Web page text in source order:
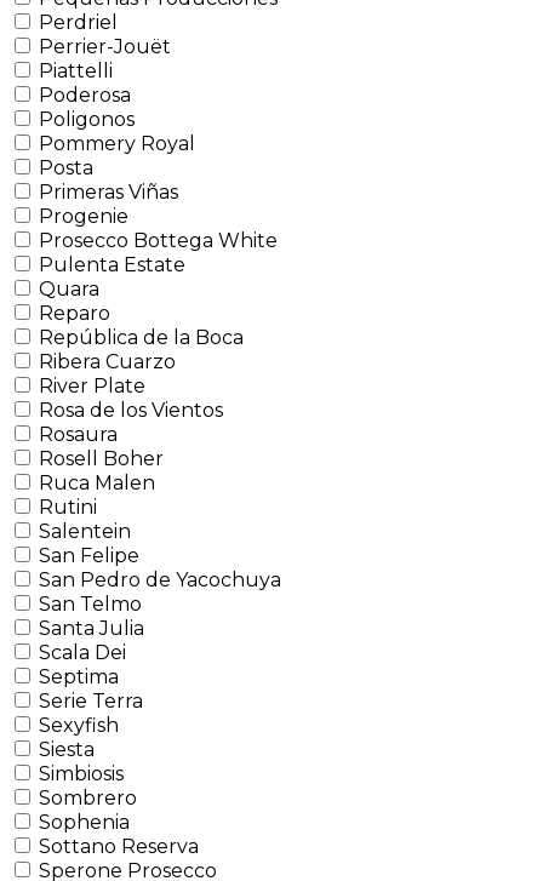
Perdriel
Perrier-Jouët
Piattelli
Poderosa
Poligonos
Pommery Royal
Posta
Primeras Viñas
Progenie
Prosecco Bottega White
Pulenta Estate
Quara
Reparo
República de la Boca
Ribera Cuarzo
River Plate
Rosa de los Vientos
Rosaura
Rosell Boher
Ruca Malen
Rutini
Salentein
San Felipe
San Pedro de Yacochuya
San Telmo
Santa Julia
Scala Dei
Septima
Serie Terra
Sexyfish
Siesta
Simbiosis
Sombrero
Sophenia
Sottano Reserva
Sperone Prosecco